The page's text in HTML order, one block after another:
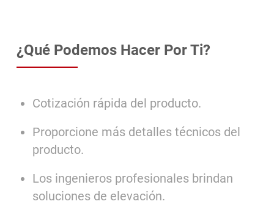
¿Qué Podemos Hacer Por Ti?
Cotización rápida del producto.
Proporcione más detalles técnicos del
producto.
Los ingenieros profesionales brindan
soluciones de elevación.